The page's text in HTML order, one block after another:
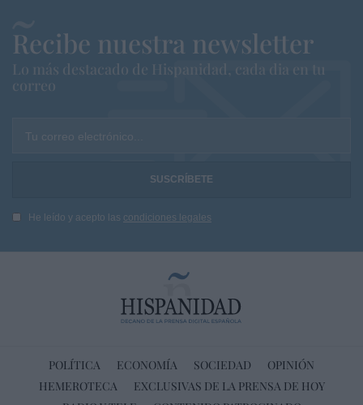
Recibe nuestra newsletter
Lo más destacado de Hispanidad, cada dia en tu
correo
Tu correo electrónico...
He leído y acepto las condiciones legales
POLÍTICA ECONOMÍA SOCIEDAD
OPINIÓN
HEMEROTECA
EXCLUSIVAS DE LA PRENSA DE HOY